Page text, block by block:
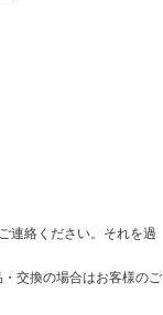
連絡ください。それを過
交換の場合はお客様のご